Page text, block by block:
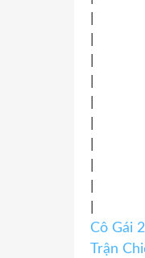
Cô Gái
Trận